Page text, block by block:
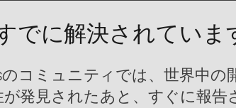
でに解決されていま
コミュニティでは、世界中
が発見されたあと、すぐに報